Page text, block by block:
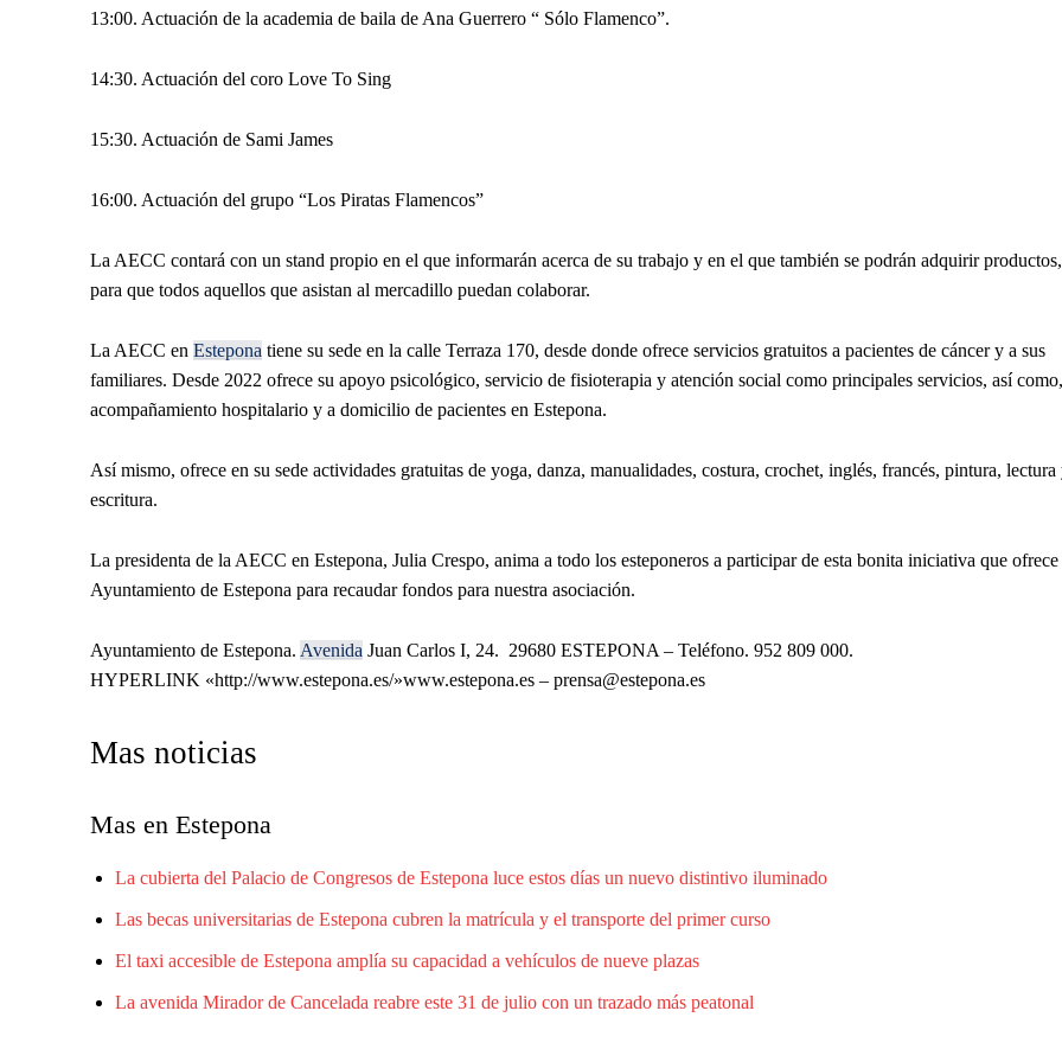
13:00. Actuación de la academia de baila de Ana Guerrero “ Sólo Flamenco”.
14:30. Actuación del coro Love To Sing
15:30. Actuación de Sami James
16:00. Actuación del grupo “Los Piratas Flamencos”
La AECC contará con un stand propio en el que informarán acerca de su trabajo y en el que también se podrán adquirir productos,
para que todos aquellos que asistan al mercadillo puedan colaborar.
La AECC en Estepona tiene su sede en la calle Terraza 170, desde donde ofrece servicios gratuitos a pacientes de cáncer y a sus
familiares. Desde 2022 ofrece su apoyo psicológico, servicio de fisioterapia y atención social como principales servicios, así como,
acompañamiento hospitalario y a domicilio de pacientes en Estepona.
Así mismo, ofrece en su sede actividades gratuitas de yoga, danza, manualidades, costura, crochet, inglés, francés, pintura, lectura
escritura.
La presidenta de la AECC en Estepona, Julia Crespo, anima a todo los esteponeros a participar de esta bonita iniciativa que ofrece
Ayuntamiento de Estepona para recaudar fondos para nuestra asociación.
Ayuntamiento de Estepona. Avenida Juan Carlos I, 24. 29680 ESTEPONA – Teléfono. 952 809 000.
HYPERLINK «http://www.estepona.es/»www.estepona.es – prensa@estepona.es
Mas noticias
Mas en Estepona
La cubierta del Palacio de Congresos de Estepona luce estos días un nuevo distintivo iluminado
Las becas universitarias de Estepona cubren la matrícula y el transporte del primer curso
El taxi accesible de Estepona amplía su capacidad a vehículos de nueve plazas
La avenida Mirador de Cancelada reabre este 31 de julio con un trazado más peatonal